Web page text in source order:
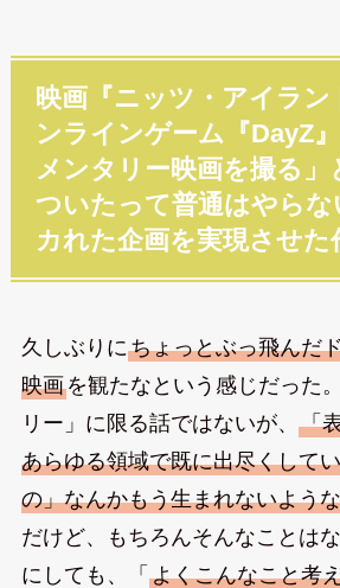
映画『ニッツ・アイラン
ンラインゲーム『DayZ
メンタリー映画を撮る」
ついたって普通はやらな
カれた企画を実現させた
久しぶりにちょっとぶっ飛んだ
映画を観たなという感じだった
リー」に限る話ではないが、 「
あらゆる領域で既に出尽くして
の」なんかもう生まれないよう
だけど、もちろんそんなことは
にしても、「 よくこんなこと考